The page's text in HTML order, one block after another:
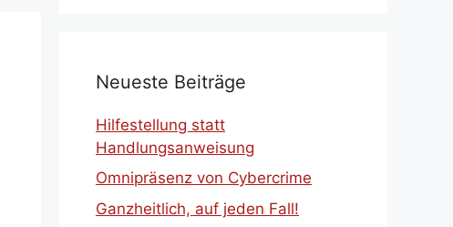
Neueste Beiträge
Hilfestellung statt
Handlungsanweisung
Omnipräsenz von Cybercrime
Ganzheitlich, auf jeden Fall!